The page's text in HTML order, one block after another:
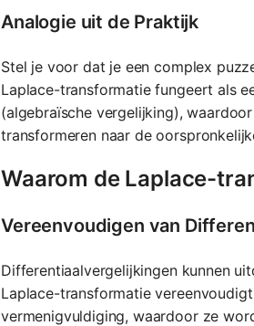
Analogie uit de Praktijk
Stel je voor dat je een complex
Laplace-transformatie fungeert als
(algebraïsche vergelijking),
transformeren naar de
Waarom de Laplace-
Vereenvoudigen van
Differentiaalvergelijkingen kunnen
Laplace-transformatie
vermenigvuldiging, waardoor ze